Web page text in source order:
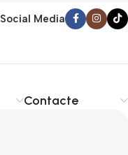
Social Media
Contacte